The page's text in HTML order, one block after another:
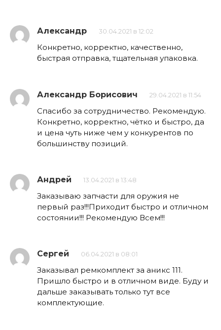
Александр 30.04.2021 в 12:02
Конкретно, корректно, качественно,
быстрая отправка, тщательная упаковка.
Александр Борисович 29.04.2021 в 11:54
Спасибо за сотрудничество. Рекомендую.
Конкретно, корректно, чётко и быстро, да
и цена чуть ниже чем у конкурентов по
большинству позиций.
Андрей 13.04.2021 в 13:48
Заказываю запчасти для оружия не
первый раз!!!Приходит быстро и отличном
состоянии!!! Рекомендую Всем!!!
Сергей 06.04.2021 в 08:01
Заказывал ремкомплект за аникс 111.
Пришло быстро и в отличном виде. Буду и
дальше заказывать только тут все
комплектующие.